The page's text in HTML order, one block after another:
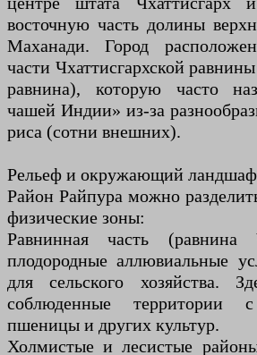
восточную часть долины
Маханади. Город
части Чхаттисгархской
равнина), которую часто
чашей Индии» из-за
риса (сотни внешних).
Рельеф и окружающий
Район Райпура можно
физические зоны:
Равнинная часть (равнина
плодородные аллювиальные
для сельского хозяйства.
соблюденные территории
пшеницы и других культур.
Холмистые и лесистые